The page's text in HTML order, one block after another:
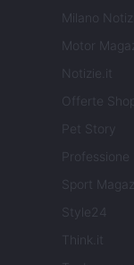
Milano
Motor
Notizie.it
Offerte
Pet Story
Professione
Sport
Style24
Think.it